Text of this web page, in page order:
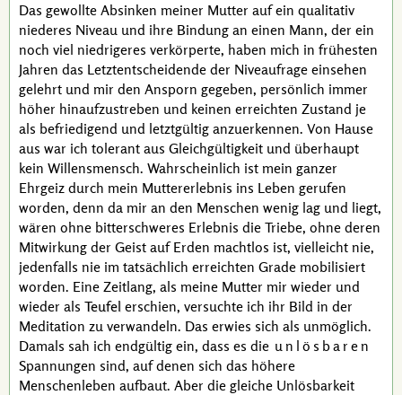
Das gewollte Absinken meiner Mutter auf ein qualitativ
niederes Niveau und ihre Bindung an einen Mann, der ein
noch viel niedrigeres verkörperte, haben mich in frühesten
Jahren das Letztentscheidende der Niveaufrage einsehen
gelehrt und mir den Ansporn gegeben, persönlich immer
höher hinaufzustreben und keinen erreichten Zustand je
als befriedigend und letztgültig anzuerkennen. Von Hause
aus war ich tolerant aus Gleichgültigkeit und überhaupt
kein Willensmensch. Wahrscheinlich ist mein ganzer
Ehrgeiz durch mein Muttererlebnis ins Leben gerufen
worden, denn da mir an den Menschen wenig lag und liegt,
wären ohne bitterschweres Erlebnis die Triebe, ohne deren
Mitwirkung der Geist auf Erden machtlos ist, vielleicht nie,
jedenfalls nie im tatsächlich erreichten Grade mobilisiert
worden. Eine Zeitlang, als meine Mutter mir wieder und
wieder als Teufel erschien, versuchte ich ihr Bild in der
Meditation zu verwandeln. Das erwies sich als unmöglich.
Damals sah ich endgültig ein, dass es die unlösbaren
Spannungen sind, auf denen sich das höhere
Menschenleben aufbaut. Aber die gleiche Unlösbarkeit